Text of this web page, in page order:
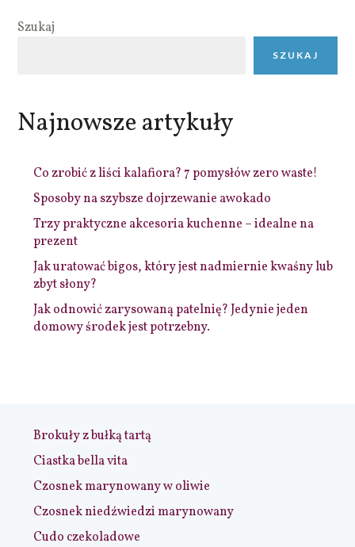
Szukaj
SZUKAJ
Najnowsze artykuły
Co zrobić z liści kalafiora? 7 pomysłów zero waste!
Sposoby na szybsze dojrzewanie awokado
Trzy praktyczne akcesoria kuchenne – idealne na
prezent
Jak uratować bigos, który jest nadmiernie kwaśny lub
zbyt słony?
Jak odnowić zarysowaną patelnię? Jedynie jeden
domowy środek jest potrzebny.
Brokuły z bułką tartą
Ciastka bella vita
Czosnek marynowany w oliwie
Czosnek niedźwiedzi marynowany
Cudo czekoladowe